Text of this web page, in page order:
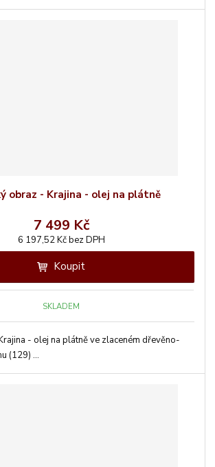
obraz - Krajina - olej na plátně
7 499 Kč
6 197,52 Kč bez DPH
Koupit
SKLADEM
- olej na plátně ve zlaceném dřevěno-
(129) ...